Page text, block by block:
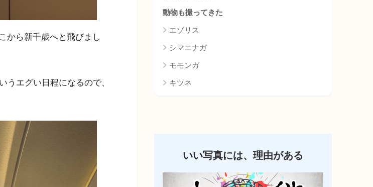
から新千歳へと飛びまし
うエグい日程になるので、
動物も撮ってきた
エゾリス
シマエナガ
モモンガ
キツネ
いい写真には、理由がある